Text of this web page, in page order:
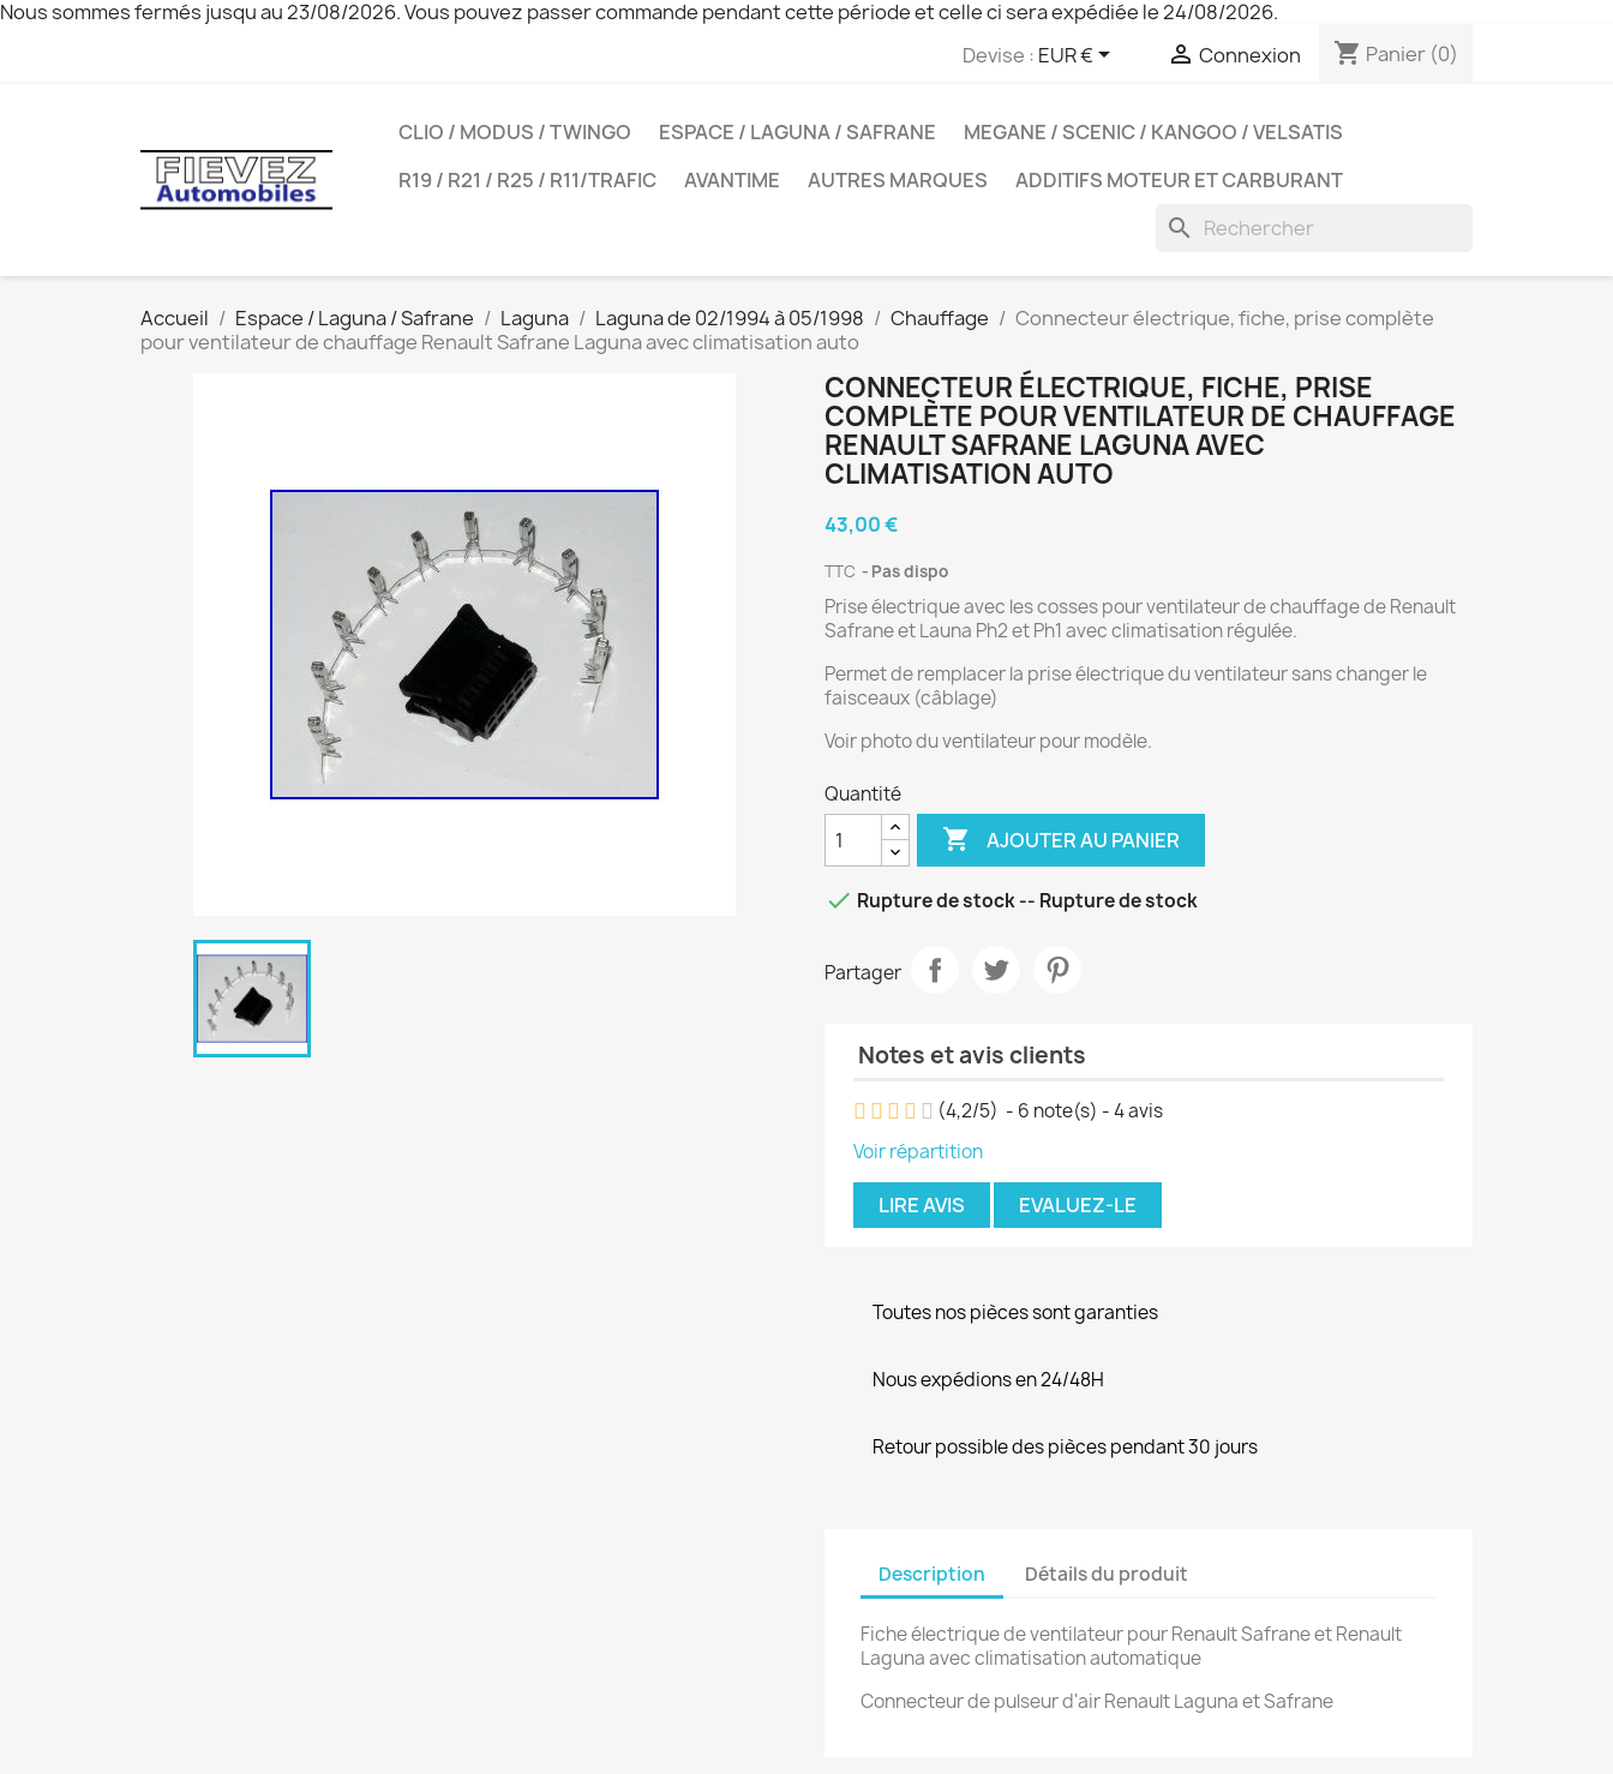
Nous sommes fermés jusqu au 23/08/2026. Vous pouvez passer commande pendant cette période et celle ci sera expédiée le 24/08/2026.
Devise : EUR €  Connexion shopping_cart Panier (0)
CLIO / MODUS / TWINGO ESPACE / LAGUNA / SAFRANE
MEGANE / SCENIC / KANGOO / VELSATIS
R19 / R21 / R25 / R11/TRAFIC
AVANTIME AUTRES MARQUES ADDITIFS MOTEUR ET CARBURANT
search
Accueil Espace / Laguna / Safrane Laguna Laguna de 02/1994 à 05/1998 Chauffage
Connecteur électrique, fiche, prise complète
pour ventilateur de chauffage Renault Safrane Laguna avec climatisation auto
CONNECTEUR ÉLECTRIQUE, FICHE, PRISE
COMPLÈTE POUR VENTILATEUR DE CHAUFFAGE
RENAULT SAFRANE LAGUNA AVEC
CLIMATISATION AUTO
43,00 €
TTC Pas dispo
Prise électrique avec les cosses pour ventilateur de chauffage de Renault
Safrane et Launa Ph2 et Ph1 avec climatisation régulée.
Permet de remplacer la prise électrique du ventilateur sans changer le
faisceaux (câblage)
Voir photo du ventilateur pour modèle.
Quantité
 AJOUTER AU PANIER
 Rupture de stock -- Rupture de stock
Partager
Notes et avis clients
(4,2/5) - 6 note(s) -4avis
Voir répartition
LIRE AVIS EVALUEZ-LE
Toutes nos pièces sont garanties
Nous expédions en 24/48H
Retour possible des pièces pendant 30 jours
Description Détails du produit
Fiche électrique de ventilateur pour Renault Safrane et Renault
Laguna avec climatisation automatique
Connecteur de pulseur d'air Renault Laguna et Safrane